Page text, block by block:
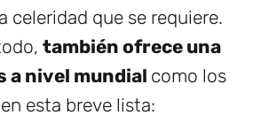
celeridad que se requiere.
también ofrece una
a nivel mundial como los
esta breve lista: